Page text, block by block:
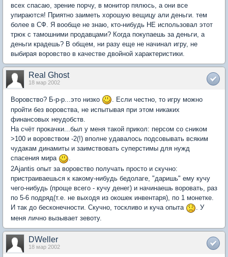
всех спасаю, зрение порчу, в монитор пялюсь, а они все
упираются! Приятно заиметь хорошую вещицу али деньги. тем
более в СФ. Я вообще не знаю, кто-нибудь НЕ использовал этот
трюк с тамошними продавцами? Когда покупаешь за деньги, а
деньги крадешь? В общем, ни разу еще не начинал игру, не
выбирая воровство в качестве двойной характеристики.
Real Ghost
18 мар 2002
Воровство? Б-р-р...это низко
. Если честно, то игру можно
пройти без воровства, не испытывая при этом никаких
финансовых неудобств.
На счёт прокачки...был у меня такой прикол: персом со сником
>100 и воровством -2(!) вполне удавалось подсовывать всяким
чудакам динамиты и заимствовать суперстимы для нужд
спасения мира
.
2Ajantis опыт за воровство получать просто и скучно:
пристраиваешься к какому-нибудь бедолаге, "даришь" ему кучу
чего-нибудь (проще всего - кучу денег) и начинаешь воровать, раз
по 5-6 подряд(т.е. не выходя из окошек инвентаря), по 1 монетке.
И так до бесконечности. Скучно, тоскливо и куча опыта
. У
меня лично вызывает зевоту.
DWeller
18 мар 2002